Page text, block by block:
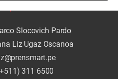
Slocovich Pardo
Liz Ugaz Oscanoa
311 6500